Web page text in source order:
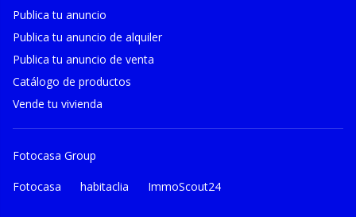
Publica tu anuncio
Publica tu anuncio de alquiler
Publica tu anuncio de venta
Catálogo de productos
Vende tu vivienda
Fotocasa Group
Fotocasa habitaclia ImmoScout24